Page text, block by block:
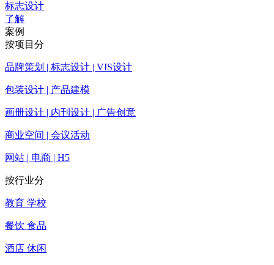
标志设计
了解
案例
按项目分
品牌策划 | 标志设计 | VIS设计
包装设计 | 产品建模
画册设计 | 内刊设计 | 广告创意
商业空间 | 会议活动
网站 | 电商 | H5
按行业分
教育 学校
餐饮 食品
酒店 休闲